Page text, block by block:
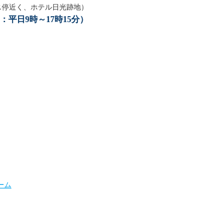
近く、ホテル日光跡地）
平日9時～17時15分）